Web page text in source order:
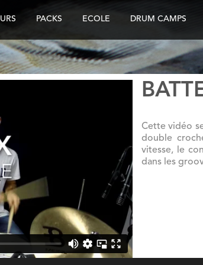
PACKS ECOLE DRUM CAMPS
Cette vidéo
double
vitesse, le
dans les